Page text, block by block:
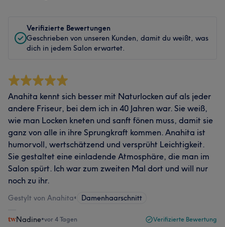
Verifizierte Bewertungen
Geschrieben von unseren Kunden, damit du weißt, was
dich in jedem Salon erwartet.
Anahita kennt sich besser mit Naturlocken auf als jeder
andere Friseur, bei dem ich in 40 Jahren war. Sie weiß,
wie man Locken kneten und sanft fönen muss, damit sie
ganz von alle in ihre Sprungkraft kommen. Anahita ist
humorvoll, wertschätzend und versprüht Leichtigkeit.
Sie gestaltet eine einladende Atmosphäre, die man im
Salon spürt. Ich war zum zweiten Mal dort und will nur
noch zu ihr.
Gestylt von Anahita• Damenhaarschnitt
Nadine•vor 4 Tagen Verifizierte Bewertung